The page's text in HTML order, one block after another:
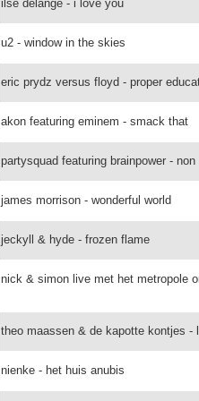
ilse delange - i love you
u2 - window in the skies
eric prydz versus floyd - proper
akon featuring eminem - smack that
partysquad featuring brainpower - non
james morrison - wonderful world
jeckyll & hyde - frozen flame
nick & simon live met het metropole
theo maassen & de kapotte kontjes -
nienke - het huis anubis